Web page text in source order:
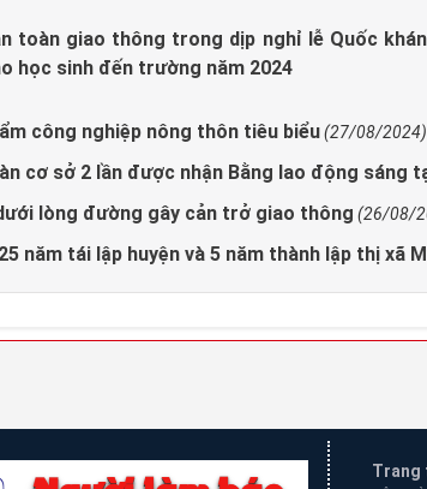
toàn giao thông trong dịp nghỉ lễ Quốc
học sinh đến trường năm 2024
công nghiệp nông thôn tiêu biểu(27/08/2024)
cơ sở 2 lần được nhận Bằng lao động sáng
lòng đường gây cản trở giao thông (26/08/
năm tái lập huyện và 5 năm thành lập thị xã
Trang